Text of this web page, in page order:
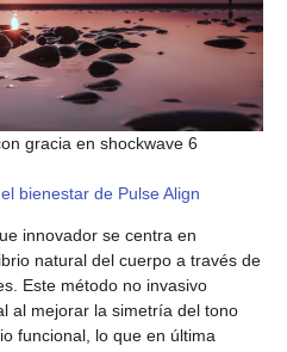
gracia en shockwave 6
bienestar de Pulse Align
innovador se centra en
natural del cuerpo a través de
Este método no invasivo
al mejorar la simetría del tono
funcional, lo que en última